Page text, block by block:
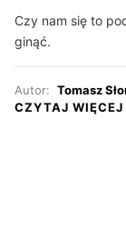
Czy nam się to
ginąć.
Autor: Tomasz
CZYTAJ WIĘCEJ